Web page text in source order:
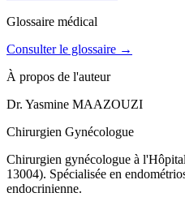
Glossaire médical
Consulter le glossaire →
À propos de l'auteur
Dr. Yasmine MAAZOUZI
Chirurgien Gynécologue
Chirurgien gynécologue à
13004). Spécialisée en
endocrinienne.